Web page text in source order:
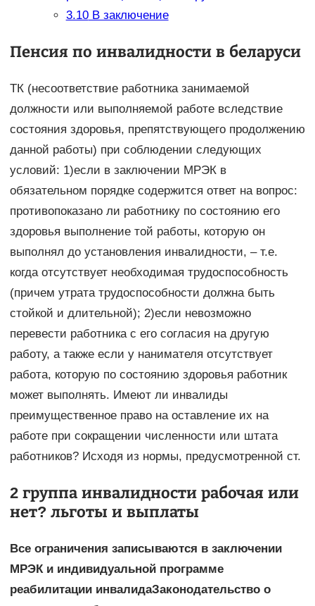
3.10В заключение
Пенсия по инвалидности в беларуси
ТК (несоответствие работника занимаемой
должности или выполняемой работе вследствие
состояния здоровья, препятствующего продолжению
данной работы) при соблюдении следующих
условий: 1)если в заключении МРЭК в
обязательном порядке содержится ответ на вопрос:
противопоказано ли работнику по состоянию его
здоровья выполнение той работы, которую он
выполнял до установления инвалидности, – т.е.
когда отсутствует необходимая трудоспособность
(причем утрата трудоспособности должна быть
стойкой и длительной); 2)если невозможно
перевести работника с его согласия на другую
работу, а также если у нанимателя отсутствует
работа, которую по состоянию здоровья работник
может выполнять. Имеют ли инвалиды
преимущественное право на оставление их на
работе при сокращении численности или штата
работников? Исходя из нормы, предусмотренной ст.
2 группа инвалидности рабочая или
нет? льготы и выплаты
Все ограничения записываются в заключении
МРЭК и индивидуальной программе
реабилитации инвалидаЗаконодательство о